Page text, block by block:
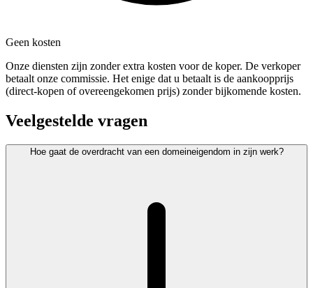
Geen kosten
Onze diensten zijn zonder extra kosten voor de koper. De verkoper
betaalt onze commissie. Het enige dat u betaalt is de aankoopprijs
(direct-kopen of overeengekomen prijs) zonder bijkomende kosten.
Veelgestelde vragen
Hoe gaat de overdracht van een domeineigendom in zijn werk?